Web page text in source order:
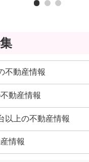
不動産情報
動産情報
以上の不動産情報
情報